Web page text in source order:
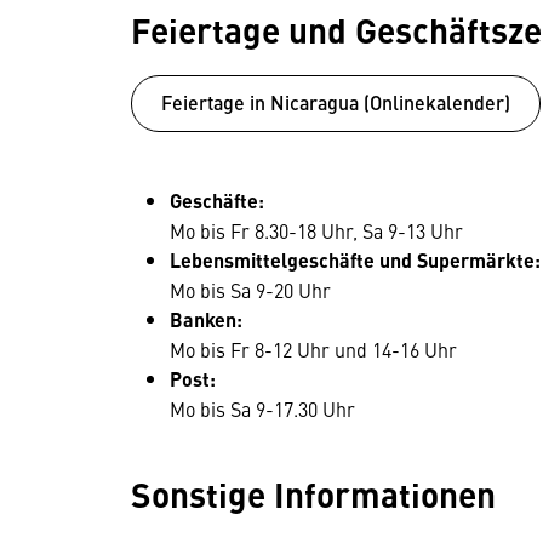
Feiertage und
Feiertage in Nicaragua (Onlinekalender)
Geschäfte:
Mo bis Fr 8.30-18 Uhr, Sa 9-13 Uhr
Lebensmittelgeschäfte und Supermärkte:
Mo bis Sa 9-20 Uhr
Banken:
Mo bis Fr 8-12 Uhr und 14-16 Uhr
Post:
Mo bis Sa 9-17.30 Uhr
Sonstige Informationen